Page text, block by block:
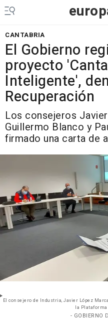
CANTABRIA
El Gobierno
proyecto
Inteligente',
Recuperación
Los consejeros
Guillermo Blanco y
firmado una carta de
El consejero de Industria, Javier López
la
- GOBIERNO